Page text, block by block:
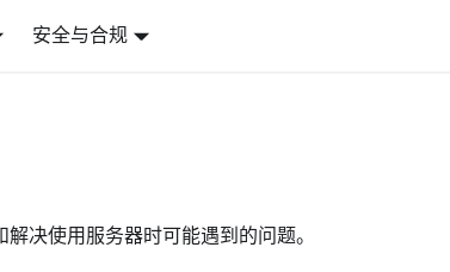
安全与合规
决使用服务器时可能遇到的问题。